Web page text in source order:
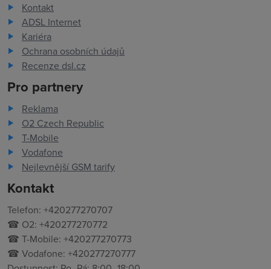
Kontakt
ADSL Internet
Kariéra
Ochrana osobních údajů
Recenze dsl.cz
Pro partnery
Reklama
O2 Czech Republic
T-Mobile
Vodafone
Nejlevnější GSM tarify
Kontakt
Telefon: +420277270707
☎ O2: +420277270772
☎ T-Mobile: +420277270773
☎ Vodafone: +420277270777